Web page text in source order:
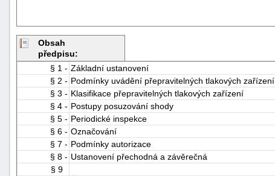
Obsah
předpisu:
§ 1 - Základní ustanovení
§ 2 - Podmínky uvádění přepravitelných tlakových
§ 3 - Klasifikace přepravitelných tlakových zařízení
§ 4 - Postupy posuzování shody
§ 5 - Periodické inspekce
§ 6 - Označování
§ 7 - Podmínky autorizace
§ 8 - Ustanovení přechodná a závěrečná
§ 9